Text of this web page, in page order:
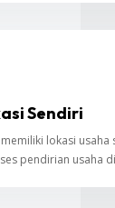
Sendiri
lokasi usaha
pendirian usaha